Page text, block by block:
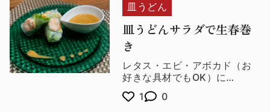
皿うどん
皿うどんサラダで生春巻
き
レタス・エビ・アボカド（お
好きな具材でもOK）に
サラダ麺を乗せ、ライスペー
パーで巻いたヘルシーで簡単
1 0